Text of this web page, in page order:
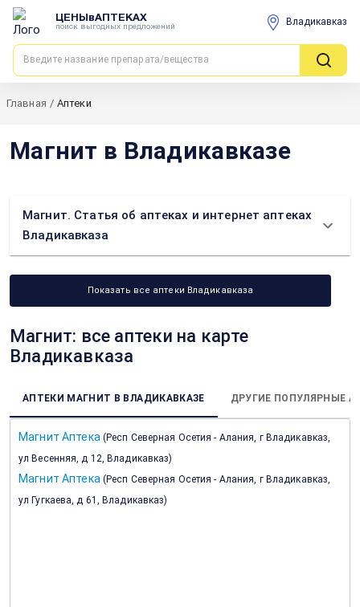
ЦЕНЫвАПТЕКАХ
поиск выгодных предложений Владикавказ
Главная / Аптеки
Магнит в Владикавказе
Магнит. Статья об аптеках и интернет аптеках
Владикавказа
Показать все аптеки Владикавказа
Магнит: все аптеки на карте
Владикавказа
АПТЕКИ МАГНИТ В ВЛАДИКАВКАЗЕ ДРУГИЕ ПОПУЛЯРНЫЕ
Магнит Аптека ( Респ Северная Осетия - Алания, г Владикавказ,
ул Весенняя, д 12, Владикавказ)
Магнит Аптека ( Респ Северная Осетия - Алания, г Владикавказ,
ул Гугкаева, д 61, Владикавказ)